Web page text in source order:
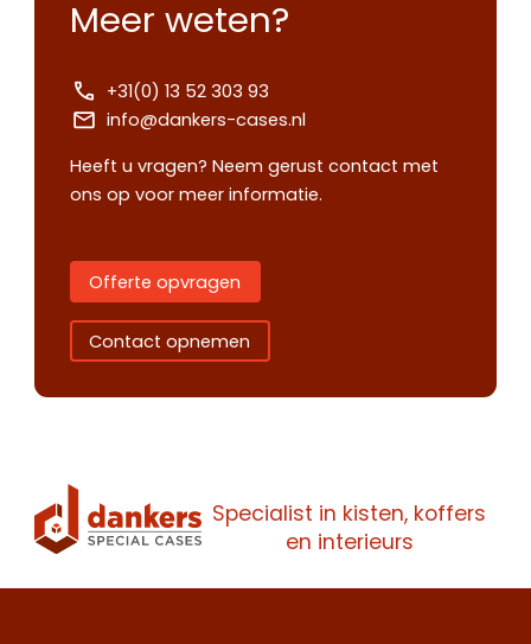
Meer weten?
+31(0) 13 52 303 93
info@dankers-cases.nl
Heeft u vragen? Neem gerust contact met
ons op voor meer informatie.
Offerte opvragen
Contact opnemen
Specialist in kisten, koffers
en interieurs
Maak een
afspraak
Contact
opnemen
Offerte
aanvragen